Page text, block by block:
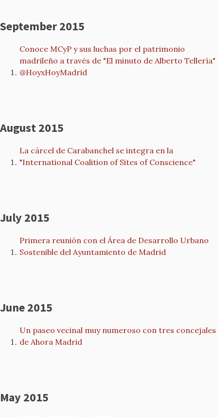
September 2015
Conoce MCyP y sus luchas por el patrimonio
madrileño a través de "El minuto de Alberto Tellería"
@HoyxHoyMadrid
August 2015
La cárcel de Carabanchel se integra en la
"International Coalition of Sites of Conscience"
July 2015
Primera reunión con el Área de Desarrollo Urbano
Sostenible del Ayuntamiento de Madrid
June 2015
Un paseo vecinal muy numeroso con tres concejales
de Ahora Madrid
May 2015